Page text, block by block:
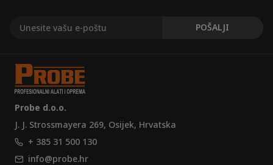
Probe d.o.o.
J. J. Strossmayera 269, Osijek, Hrvatska
+ 385 31 500 130
info@probe.hr